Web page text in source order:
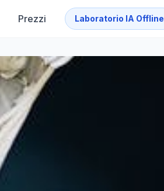
Prezzi Laboratorio IA Offline